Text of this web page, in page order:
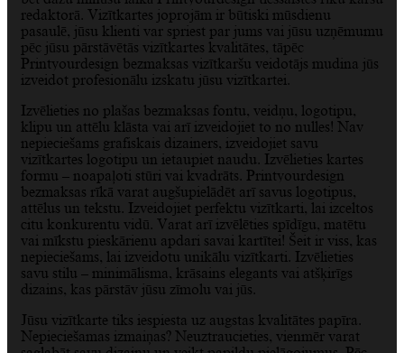
redaktorā. Vizītkartes joprojām ir būtiski mūsdienu
pasaulē, jūsu klienti var spriest par jums vai jūsu uzņēmumu
pēc jūsu pārstāvētās vizītkartes kvalitātes, tāpēc
Printyourdesign bezmaksas vizītkaršu veidotājs mudina jūs
izveidot profesionālu izskatu jūsu vizītkartei.
Izvēlieties no plašas bezmaksas fontu, veidņu, logotipu,
klipu un attēlu klāsta vai arī izveidojiet to no nulles! Nav
nepieciešams grafiskais dizainers, izveidojiet savu
vizītkartes logotipu un ietaupiet naudu. Izvēlieties kartes
formu – noapaļoti stūri vai kvadrāts. Printyourdesign
bezmaksas rīkā varat augšupielādēt arī savus logotipus,
attēlus un tekstu. Izveidojiet perfektu vizītkarti, lai izceltos
citu konkurentu vidū. Varat arī izvēlēties spīdīgu, matētu
vai mīkstu pieskārienu apdari savai kartītei! Šeit ir viss, kas
nepieciešams, lai izveidotu unikālu vizītkarti. Izvēlieties
savu stilu – minimālisma, krāsains elegants vai atšķirīgs
dizains, kas pārstāv jūsu zīmolu vai jūs.
Jūsu vizītkarte tiks iespiesta uz augstas kvalitātes papīra.
Nepieciešamas izmaiņas? Neuztraucieties, vienmēr varat